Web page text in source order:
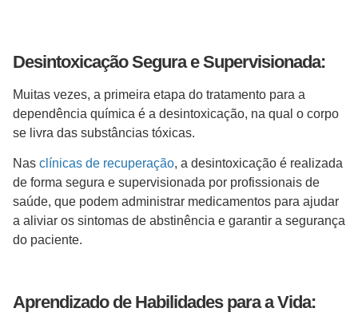
Desintoxicação Segura e Supervisionada:
Muitas vezes, a primeira etapa do tratamento para a
dependência química é a desintoxicação, na qual o corpo
se livra das substâncias tóxicas.
Nas clínicas de recuperação, a desintoxicação é realizada
de forma segura e supervisionada por profissionais de
saúde, que podem administrar medicamentos para ajudar
a aliviar os sintomas de abstinência e garantir a segurança
do paciente.
Aprendizado de Habilidades para a Vida: